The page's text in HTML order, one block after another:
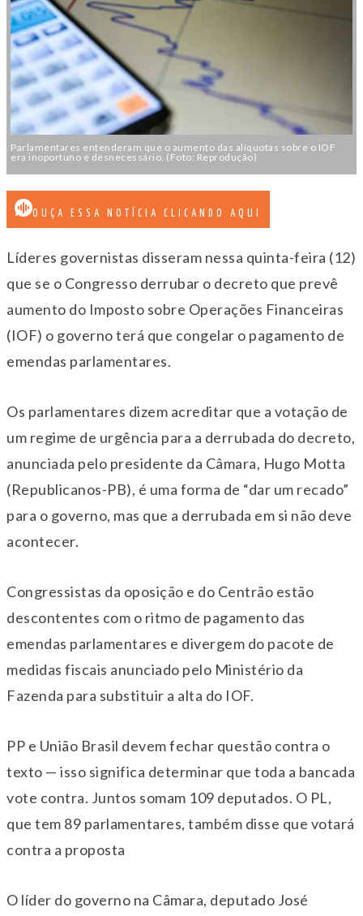
Parlamentares entenderam que o aumento das alíquotas sobre o IOF
era inoportuno e desnecessário. (Foto: Reprodução)
OUÇA ESSA NOTÍCIA CLICANDO AQUI
Líderes governistas disseram nessa quinta-feira (12)
que se o Congresso derrubar o decreto que prevê
aumento do Imposto sobre Operações Financeiras
(IOF) o governo terá que congelar o pagamento de
emendas parlamentares.
Os parlamentares dizem acreditar que a votação de
um regime de urgência para a derrubada do decreto,
anunciada pelo presidente da Câmara, Hugo Motta
(Republicanos-PB), é uma forma de “dar um recado”
para o governo, mas que a derrubada em si não deve
acontecer.
Congressistas da oposição e do Centrão estão
descontentes com o ritmo de pagamento das
emendas parlamentares e divergem do pacote de
medidas fiscais anunciado pelo Ministério da
Fazenda para substituir a alta do IOF.
PP e União Brasil devem fechar questão contra o
texto — isso significa determinar que toda a bancada
vote contra. Juntos somam 109 deputados. O PL,
que tem 89 parlamentares, também disse que votará
contra a proposta
O líder do governo na Câmara, deputado José